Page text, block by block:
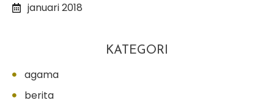
januari 2018
KATEGORI
agama
berita